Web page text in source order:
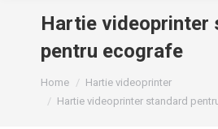
Hartie videoprinter
pentru ecografe
You are here:
Home
Hartie videoprinter
Hartie videoprinter standard